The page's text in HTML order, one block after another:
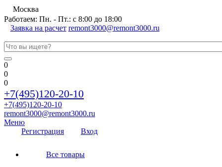
Москва
Работаем: Пн. - Пт.: с 8:00 до 18:00
Заявка на расчет remont3000@remont3000.ru
0
0
0
+7(495)120-20-10
+7(495)120-20-10
remont3000@remont3000.ru
Меню
Регистрация
Вход
Все товары